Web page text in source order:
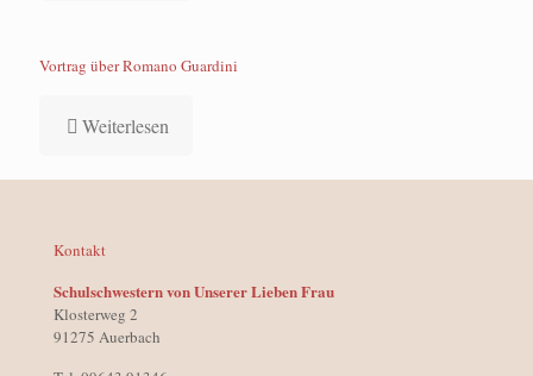
Vortrag über Romano Guardini
Weiterlesen
Kontakt
Schulschwestern von Unserer Lieben Frau
Klosterweg 2
91275 Auerbach